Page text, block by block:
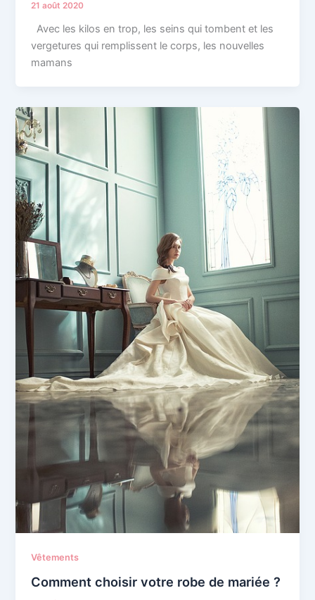
21 août 2020
Avec les kilos en trop, les seins qui tombent et les
vergetures qui remplissent le corps, les nouvelles
mamans
Vêtements
Comment choisir votre robe de mariée ?